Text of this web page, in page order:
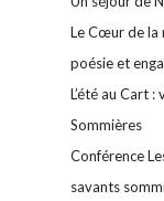
Le Cœur de la
poésie et
L’été au Cart
Sommières
Conférence
savants